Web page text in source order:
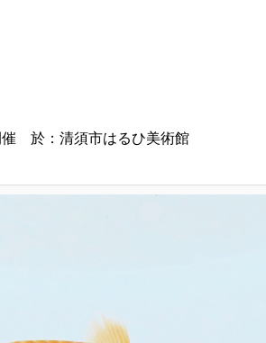
催 於：清須市はるひ美術館